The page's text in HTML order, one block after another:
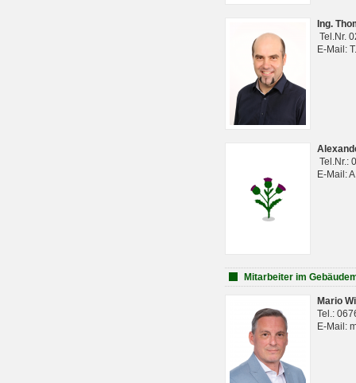
Ing.
Tel.Nr.
E-Mail:
Tel.Nr.:
E-Mail:
Mitarbeiter im
Mario
Tel.:
E-Mail: